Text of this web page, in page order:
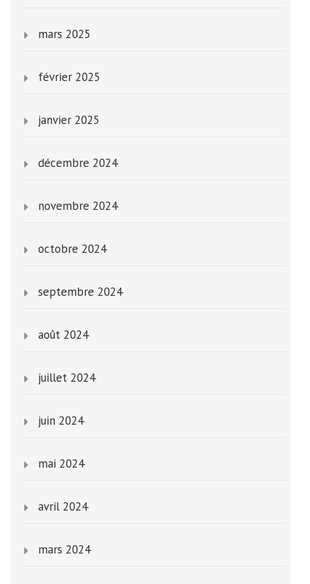
mars 2025
février 2025
janvier 2025
décembre 2024
novembre 2024
octobre 2024
septembre 2024
août 2024
juillet 2024
juin 2024
mai 2024
avril 2024
mars 2024